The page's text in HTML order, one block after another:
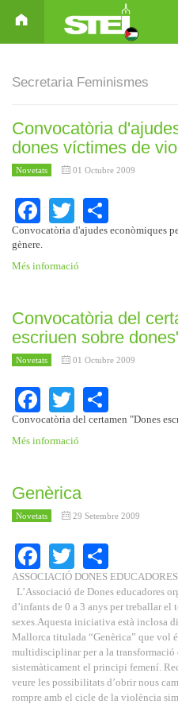
Secretaria Feminismes
Convocatòria
dones víctimes de
Novetats 01 Octubre 2009
Facebook
Twitter
Convocatòria d'ajudes econòmiques
gènere.
Més informació
Convocatòria del
escriuen sobre
Novetats 01 Octubre 2009
Facebook
Twitter
Convocatòria del certamen "Dones
Més informació
Genèrica
Novetats 29 Setembre 2009
Facebook
Twitter
ASSOCIACIÓ DONES
L’Associació de Dones educadores
d’infants de 0 a 3 anys per treballar el
sexes. Aquesta iniciativa està inclosa
Mallorca titulada “Genèrica” que vol
multidisciplinar per a la transformació
sistemàticament el principi femení.
veure les possibilitats d’obrir nous
rompre amb el cicle de la violència